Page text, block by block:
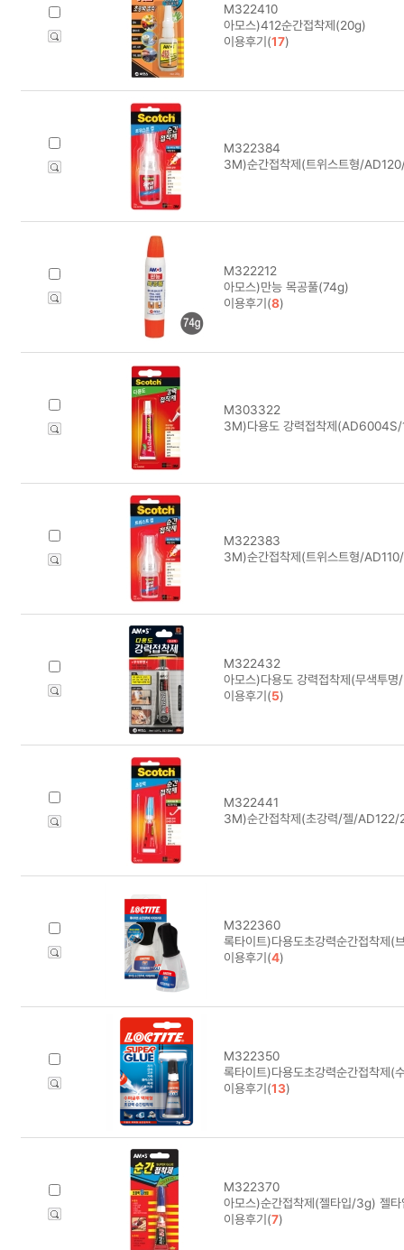
M322410
아모스)412순간접착제(20g)
이용후기(17)
M322384
3M)순간접착제(트위스트형/
M322212
아모스)만능 목공풀(74g)
이용후기(8)
M303322
3M)다용도 강력접착제
M322383
3M)순간접착제(트위스트형/
M322432
아모스)다용도 강력접착제(무색투
이용후기(5)
M322441
3M)순간접착제(초강력/젤/AD122/
M322360
록타이트)다용도초강력순간접착제(
이용후기(4)
M322350
록타이트)다용도초강력순간접착제(
이용후기(13)
M322370
아모스)순간접착제(젤타입/3g) 젤
이용후기(7)